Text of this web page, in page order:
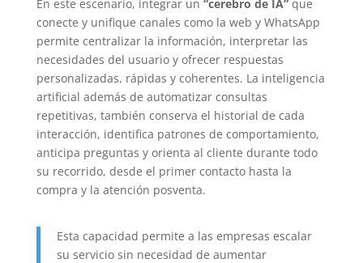
En este escenario, integrar un “cerebro de IA”que
conecte y unifique canales como la web y WhatsApp
permite centralizar la información, interpretar las
necesidades del usuario y ofrecer respuestas
personalizadas, rápidas y coherentes. La inteligencia
artificial además de automatizar consultas
repetitivas, también conserva el historial de cada
interacción, identifica patrones de comportamiento,
anticipa preguntas y orienta al cliente durante todo
su recorrido, desde el primer contacto hasta la
compra y la atención posventa.
Esta capacidad permite a las empresas escalar
su servicio sin necesidad de aumentar